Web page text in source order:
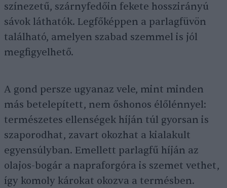
színezetű, szárnyfedőin fekete hosszirányú
sávok láthatók. Legfőképpen a parlagfüvön
található, amelyen szabad szemmel is jól
megfigyelhető.
A gond persze ugyanaz vele, mint minden
más betelepített, nem őshonos élőlénnyel:
természetes ellenségek híján túl gyorsan is
szaporodhat, zavart okozhat a kialakult
egyensúlyban. Emellett parlagfű híján az
olajos-bogár a napraforgóra is szemet vethet,
így komoly károkat okozva a termésben.